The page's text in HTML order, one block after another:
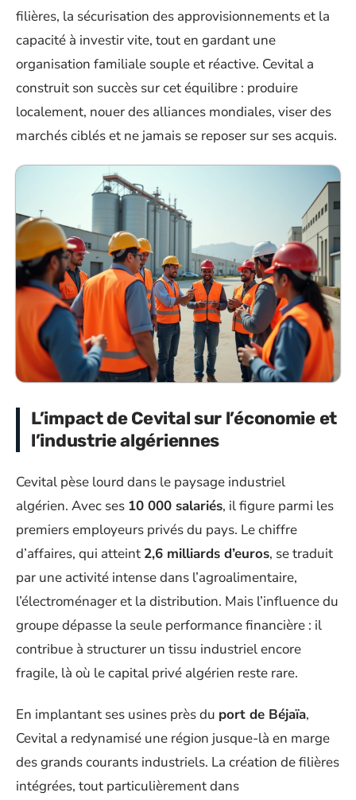
filières, la sécurisation des approvisionnements et la
capacité à investir vite, tout en gardant une
organisation familiale souple et réactive. Cevital a
construit son succès sur cet équilibre : produire
localement, nouer des alliances mondiales, viser des
marchés ciblés et ne jamais se reposer sur ses acquis.
L’impact de Cevital sur l’économie et
l’industrie algériennes
Cevital pèse lourd dans le paysage industriel
algérien. Avec ses 10 000 salariés, il figure parmi les
premiers employeurs privés du pays. Le chiffre
d’affaires, qui atteint 2,6 milliards d’euros, se traduit
par une activité intense dans l’agroalimentaire,
l’électroménager et la distribution. Mais l’influence du
groupe dépasse la seule performance financière : il
contribue à structurer un tissu industriel encore
fragile, là où le capital privé algérien reste rare.
En implantant ses usines près du port de Béjaïa,
Cevital a redynamisé une région jusque-là en marge
des grands courants industriels. La création de filières
intégrées, tout particulièrement dans